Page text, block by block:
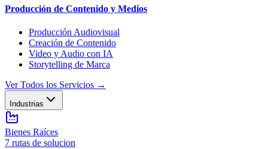
Producción de Contenido y Medios
Producción Audiovisual
Creación de Contenido
Video y Audio con IA
Storytelling de Marca
Ver Todos los Servicios →
Industrias
Bienes Raíces
7 rutas de solucion